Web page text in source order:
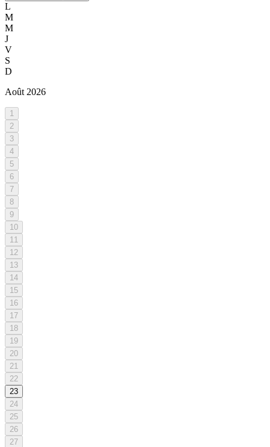
L
M
M
J
V
S
D
Août 2026
1
2
3
4
5
6
7
8
9
10
11
12
13
14
15
16
17
18
19
20
21
22
23
24
25
26
27